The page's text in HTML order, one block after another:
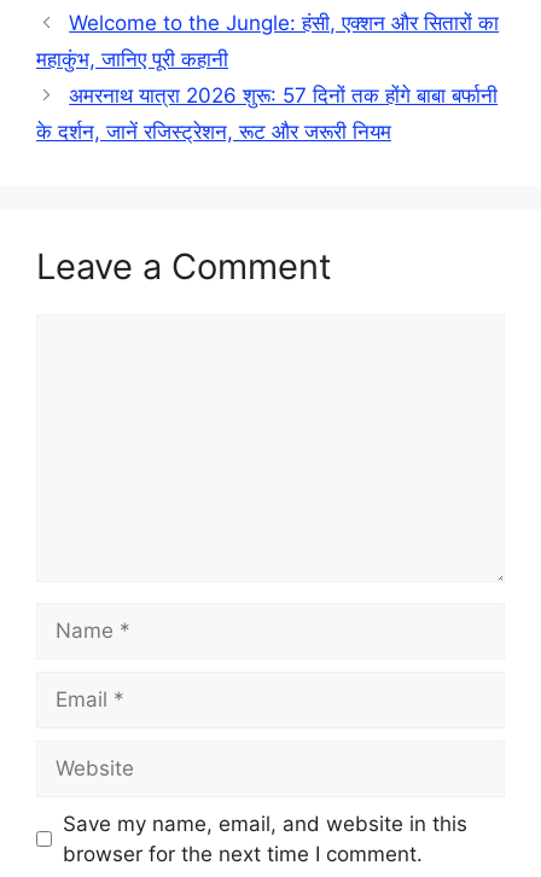
Welcome to the Jungle: हंसी, एक्शन और सितारों का
महाकुंभ, जानिए पूरी कहानी
अमरनाथ यात्रा 2026 शुरू: 57 दिनों तक होंगे बाबा बर्फानी
के दर्शन, जानें रजिस्ट्रेशन, रूट और जरूरी नियम
Leave a Comment
Save my name, email, and website in this
browser for the next time I comment.